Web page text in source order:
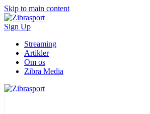
Skip to main content
Sign Up
Streaming
Artikler
Om os
Zibra Media